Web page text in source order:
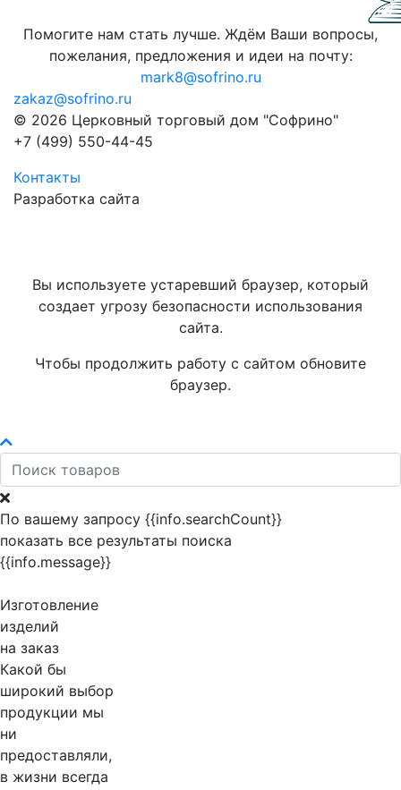
Помогите нам стать лучше. Ждём Ваши вопросы,
пожелания, предложения и идеи на почту:
mark8@sofrino.ru
zakaz@sofrino.ru
© 2026 Церковный торговый дом "Софрино"
+7 (499) 550-44-45
Контакты
Разработка сайта
Вы используете устаревший браузер, который
создает угрозу безопасности использования
сайта.
Чтобы продолжить работу с сайтом обновите
браузер.
По вашему запросу {{info.searchCount}}
показать все результаты поиска
{{info.message}}
Изготовление
изделий
на заказ
Какой бы
широкий выбор
продукции мы
ни
предоставляли,
в жизни всегда